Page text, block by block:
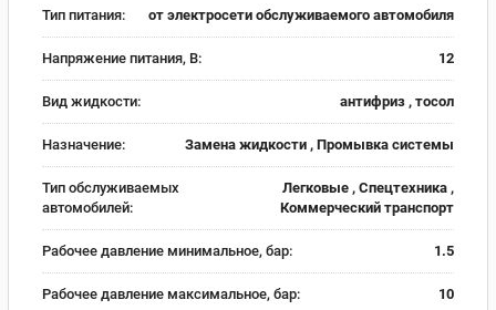
Тип питания: от электросети обслуживаемого автомобиля
Напряжение питания, В: 12
Вид жидкости: антифриз , тосол
Назначение: Замена жидкости , Промывка системы
Тип обслуживаемых
автомобилей:
Легковые , Спецтехника ,
Коммерческий транспорт
Рабочее давление минимальное, бар: 1.5
Рабочее давление максимальное, бар: 10